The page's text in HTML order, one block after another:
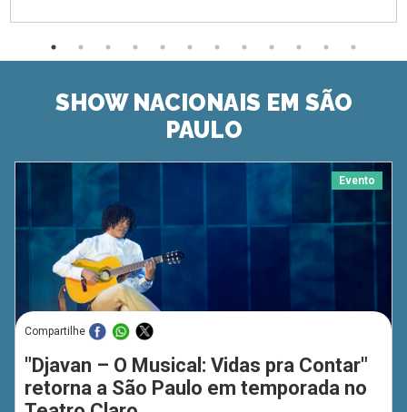
SHOW NACIONAIS EM SÃO
PAULO
Evento
Compartilhe
"Djavan – O Musical: Vidas pra Contar"
retorna a São Paulo em temporada no